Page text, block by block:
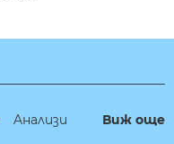
Aнализи Виж още